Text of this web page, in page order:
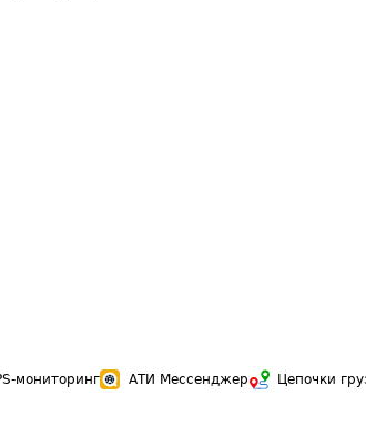
мониторинг АТИ Мессенджер Цепочки